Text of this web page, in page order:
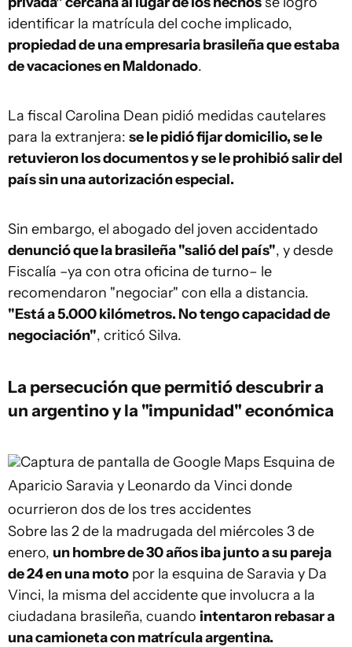
identificar la matrícula del coche implicado,
propiedad de una empresaria brasileña que estaba
de vacaciones en Maldonado.
La fiscal Carolina Dean pidió medidas cautelares
para la extranjera: se le pidió fijar domicilio, se le
retuvieron los documentos y se le prohibió salir del
país sin una autorización especial.
Sin embargo, el abogado del joven accidentado
denunció que la brasileña "salió del país", y desde
Fiscalía –ya con otra oficina de turno– le
recomendaron "negociar" con ella a distancia.
"Está a 5.000 kilómetros. No tengo capacidad de
negociación", criticó Silva.
La persecución que permitió descubrir a
un argentino y la "impunidad" económica
Captura de pantalla de Google Maps Esquina de
Aparicio Saravia y Leonardo da Vinci donde
ocurrieron dos de los tres accidentes
Sobre las 2 de la madrugada del miércoles 3 de
enero, un hombre de 30 años iba junto a su pareja
de 24 en una moto por la esquina de Saravia y Da
Vinci, la misma del accidente que involucra a la
ciudadana brasileña, cuando intentaron rebasar a
una camioneta con matrícula argentina.